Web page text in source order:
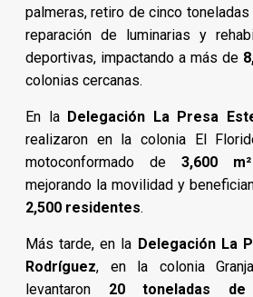
palmeras, retiro de cinco
reparación de luminarias y
deportivas, impactando a más de
colonias cercanas.
En la Delegación La Presa
realizaron en la colonia El
motoconformado de 3,600
mejorando la movilidad y
2,500 residentes.
Más tarde, en la Delegación La
Rodríguez, en la colonia
levantaron 20 toneladas de